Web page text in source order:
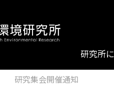
研究所
研究集会開催通知